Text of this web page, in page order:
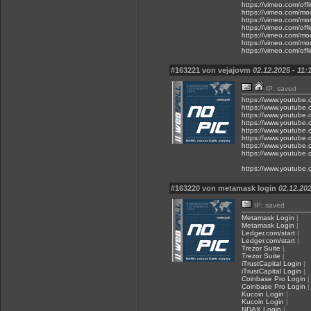
https://vimeo.com/
https://vimeo.com/
https://vimeo.com/
https://vimeo.com/
https://vimeo.com/
https://vimeo.com/
https://vimeo.com/
#163221 von vejajovm 02.12.2025 -
IP: saved
https://
https://
https://
https://
https://
https://
https://
https://
https://
#163220 von metamask login
IP: saved
Metamask Login |
Metamask Login |
Ledger.com/start |
Ledger.com/start |
Trezor Suite |
Trezor Suite |
iTrustCapital Login |
iTrustCapital Login |
Coinbase Pro Login |
Coinbase Pro Login |
Kucoin Login |
Kucoin Login |
NDAX Login |